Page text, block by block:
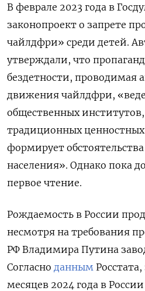
В феврале 2023 года в
законопроект о запрете
чайлдфри» среди детей.
утверждали, что
бездетности, проводимая
движения чайлдфри,
общественных
традиционных
формирует
населения». Однако пока
первое чтение.
Рождаемость в России
несмотря на требования
РФ Владимира Путина
Согласно данным
месяцев 2024 года в